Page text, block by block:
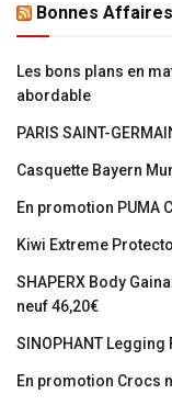
Bonnes
Les bons plans en
abordable
PARIS SAINT-
Casquette Bayern
En promotion PUMA
Kiwi Extreme
SHAPERX Body
neuf 46,20€
SINOPHANT
En promotion Crocs